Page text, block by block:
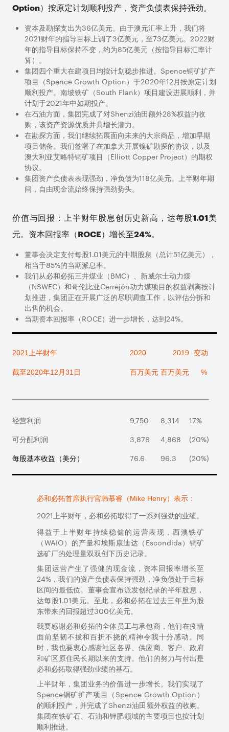
Option） 按原定计划顺利投产 ，资产负债表保持强劲。
资本及勘探支出为36亿美元。由于澳元汇率上升，我们将
2021财年的指导目标上调了3亿美元，至73亿美元。 2022财
年的指导目标保持不变，约为85亿美元（按指导目标汇率计
算）。
集团四个重大在建项目均按计划稳步推进。 Spence铜矿扩产
项目（Spence Growth Option）于2020年12 月按原定计划
顺利投产。南坡铁矿 （South Flank） 项目建设进展顺利，并
计划于2021年中如期投产。
在石油方面，集团完成了对Shenzi油田额外28%权益的收
购，该资产资源优质并具增长潜力。
在勘探方面，我们继续拓展面向未来的大宗商品，增加早期
项目储备。我们签署了在加拿大开展镍矿勘探的协议，以及
澳大利亚艾略特铜矿项目（Elliott Copper Project）的期权
协议。
集团资产负债表表现强劲，净负债为118亿美元。上半财年期
间，自由现金流始终保持强劲势头。
价值与回报：上半财年股息创历史新高，达每股1.01美
元。资本回报率（ROCE）增长至24%。
董事会决定支付每股1.01美元的中期股息（总计51亿美元），
相当于85%的当期派息率。
我们从必和必拓三井煤业（BMC）、新威尔士动力煤
（NSWEC）和哥伦比亚Cerrejón动力煤项目的权益剥离按计
划推进，集团正在开展广泛的尽职调查工作，以评估分拆和
出售的机会。
当期资本回报率（ROCE）进一步增长，达到24%。
2021 上半财年
截至2020年12 月31 日
2020
百万美元
2019
百万美元
变动
%
经营利润
可分配利润
每股基本收益（美分）
中期每股派息（美分）
经营净现金流
资本及勘探支出
当期息税折旧摊销前利润（EBITDA）
当期可分配利润
当期每股基本收益（美分）
9,750
3,876
76.6
101.0
9,369
3,614
11,839
14,680
6,036
119.4
8,314
4,868
96.3
65.0
7,442
3,795
12,679
5,186
102.6
17%
(20%)
(20%)
55%
26%
(5%)
(7%)
16%
16%
必和必拓首席执行官韩慕睿（Mike Henry） 表示：
2021 上半财年，必和必拓取得了一系列强劲的业绩。
得益于上半财年持续稳健的运营表现，西澳铁矿
（WAIO）的产量和埃斯康迪达（ Escondida）铜矿
选矿厂的处理量双双创下历史记录。
集团运营产生了强健的现金流，资本回报率增长至
24% ，我们的资产负债表保持强劲，净负债处于目标
区间的最低位。董事会宣布派发创纪录的半年股息，
达每股1.01美元。至此，必和必拓在过去三年里为股
东带来的回报超过300亿美元。
我要感谢必和必拓的全体员工与承包商，他们在疫情
面前坚韧不拔和百折不挠的精神令我十分感动。同
时，我也要衷心感谢社区各界、供应商、客户、政府
和矿区原住民长期以来的支持。他们的努力与付出是
必和必拓取得强劲业绩的基石。
上半财年，集团业务的价值进一步增长。我们实现了
Spence铜矿扩产项目（ Spence Growth Option ）
的顺利投产，并完成了Shenzi油田额外权益的收购。
集团在铁矿石、石油和钾肥领域的主要项目也按计划
顺利推进。